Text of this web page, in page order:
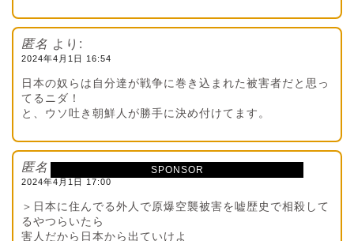
匿名 より:
2024年4月1日 16:54
日本の奴らは自分達が戦争に巻き込まれた被害者だと思っ
てるニダ！
と、ウソ吐き朝鮮人が勝手に決め付けてます。
匿名
2024年4月1日 17:00
＞日本に住んでる外人で原爆空襲被害を嘘歴史で相殺して
るやつらいたら
害人だから日本から出ていけよ
SPONSOR